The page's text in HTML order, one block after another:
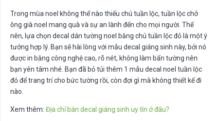
Trong mùa noel không thể nào thiếu chú tuần lộc, tuần lộc chở
ông già noel mang quà và sự an lành đến cho mọi người. Thế
nên, lựa chọn decal dán tường noel bằng chú tuần lộc đỏ là một ý
tưởng hợp lý. Bạn sẽ hài lòng với mẫu decal giáng sinh này, bởi nó
được in bằng công nghệ cao, rõ nét, không làm bẩn tường nên
bạn yên tâm nhé. Bạn đã bỏ túi thêm 1 mẫu decal noel tuần lộc
đỏ để trang trí cho bức tường rồi, còn đợi gì mà không thiết kế đi
nào.
Xem thêm: Địa chỉ bán decal giáng sinh uy tín ở đâu?